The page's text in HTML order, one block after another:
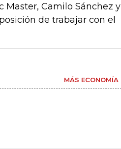
Camilo Sánchez y
de trabajar con el
MÁS ECONOMÍA